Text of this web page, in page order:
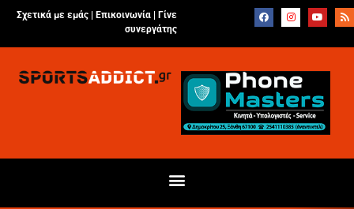
Σχετικά με εμάς | Επικοινωνία
Γίνε
συνεργάτης